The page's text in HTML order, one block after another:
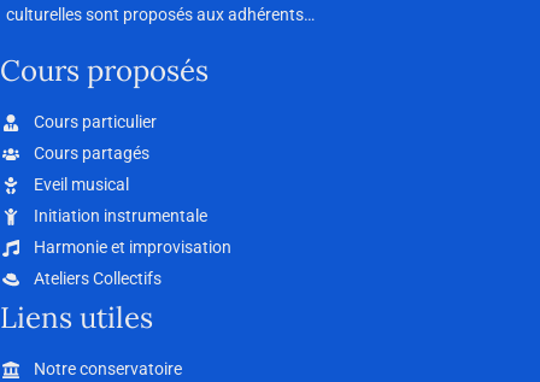
culturelles sont proposés aux adhérents…
Cours proposés
Cours particulier
Cours partagés
Eveil musical
Initiation instrumentale
Harmonie et improvisation
Ateliers Collectifs
Liens utiles
Notre conservatoire